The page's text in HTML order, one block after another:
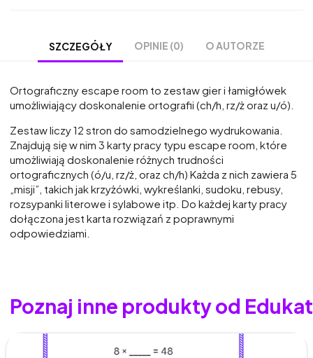
SZCZEGÓŁY OPINIE (0) O AUTORZE
Ortograficzny escape room to zestaw gier i łamigłówek
umożliwiający doskonalenie ortografii (ch/h, rz/ż oraz u/ó).
Zestaw liczy 12 stron do samodzielnego wydrukowania.
Znajdują się w nim 3 karty pracy typu escape room, które
umożliwiają doskonalenie różnych trudności
ortograficznych (ó/u, rz/ż, oraz ch/h) Każda z nich zawiera 5
„misji”, takich jak krzyżówki, wykreślanki, sudoku, rebusy,
rozsypanki literowe i sylabowe itp. Do każdej karty pracy
dołączona jest karta rozwiązań z poprawnymi
odpowiedziami.
Poznaj inne produkty od